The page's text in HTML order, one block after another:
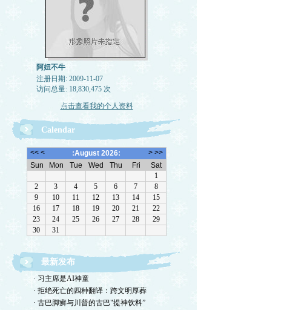
阿妞不牛
注册日期: 2009-11-07
访问总量: 18,830,475 次
点击查看我的个人资料
Calendar
最新发布
· 习主席是AI神童
· 拒绝死亡的四种翻译：跨文明厚葬
· 古巴脚癣与川普的古巴"提神饮料”